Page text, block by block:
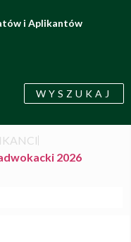
i Aplikantów
WYSZUKAJ
2026